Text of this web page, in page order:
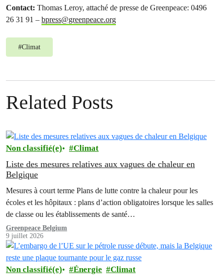
Contact: Thomas Leroy, attaché de presse de Greenpeace: 0496
26 31 91 – bpress@greenpeace.org
#Climat
Related Posts
Non classifié(e) Climat
Liste des mesures relatives aux vagues de chaleur en
Belgique
Mesures à court terme Plans de lutte contre la chaleur pour les
écoles et les hôpitaux : plans d’action obligatoires lorsque les salles
de classe ou les établissements de santé…
Greenpeace Belgium
9 juillet 2026
Non classifié(e) Énergie Climat